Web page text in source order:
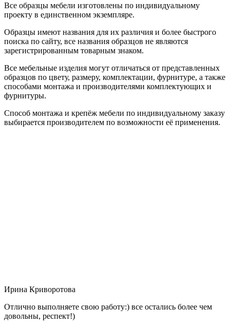
Все образцы мебели изготовлены по индивидуальному
проекту в единственном экземпляре.
Образцы имеют названия для их различия и более быстрого
поиска по сайту, все названия образцов не являются
зарегистрированным товарным знаком.
Все мебельные изделия могут отличаться от представленных
образцов по цвету, размеру, комплектации, фурнитуре, а также
способами монтажа и производителями комплектующих и
фурнитуры.
Способ монтажа и крепёж мебели по индивидуальному заказу
выбирается производителем по возможности её применения.
Ирина Криворотова
Отлично выполняете свою работу:) все остались более чем
довольны, респект!)